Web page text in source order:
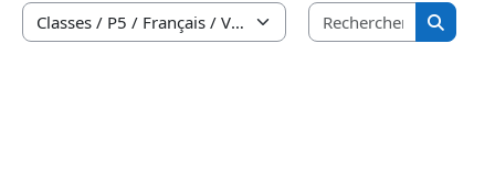
Catégories de cours